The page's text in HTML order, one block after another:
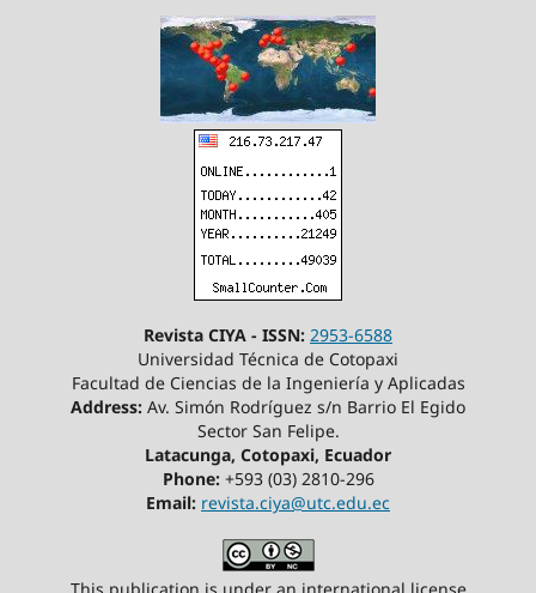
Revista CIYA - ISSN: 2953-6588
Universidad Técnica de Cotopaxi
Facultad de Ciencias de la Ingeniería y Aplicadas
Address: Av. Simón Rodríguez s/n Barrio El Egido
Sector San Felipe.
Latacunga, Cotopaxi, Ecuador
Phone: +593 (03) 2810-296
Email: revista.ciya@utc.edu.ec